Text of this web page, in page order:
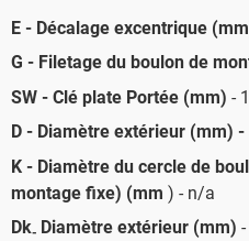
E - Décalage excentrique
G - Filetage du boulon de
SW - Clé plate Portée (mm) -
D - Diamètre extérieur (mm) -
K - Diamètre du cercle de
montage fixe) (mm ) - n/a
Dk- Diamètre extérieur (mm)